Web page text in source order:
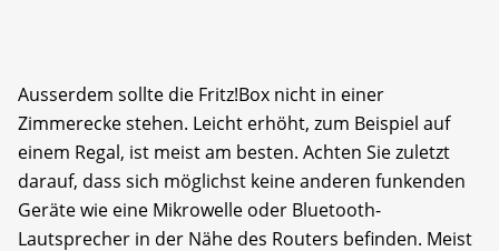
Ausserdem sollte die Fritz!Box nicht in einer
Zimmerecke stehen. Leicht erhöht, zum Beispiel auf
einem Regal, ist meist am besten. Achten Sie zuletzt
darauf, dass sich möglichst keine anderen funkenden
Geräte wie eine Mikrowelle oder Bluetooth-
Lautsprecher in der Nähe des Routers befinden. Meist